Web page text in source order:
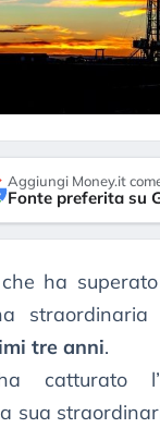
Aggiungi Money.it
Fonte preferita su
che ha
straordinaria
tre anni.
catturato
sua